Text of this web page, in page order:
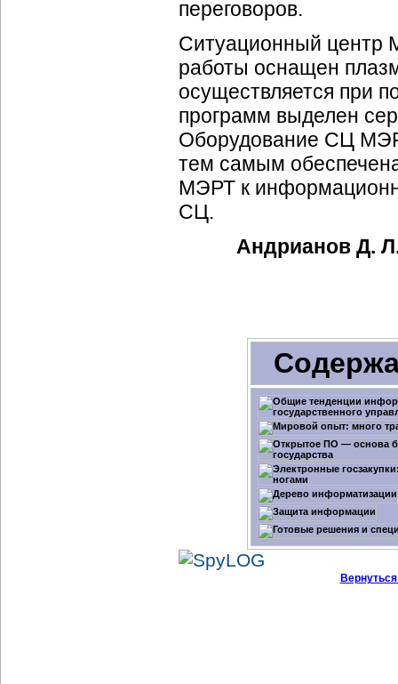
переговоров.
Ситуационный центр
работы оснащен
осуществляется при
программ выделен
Оборудование СЦ
тем самым
МЭРТ к
СЦ.
Андрианов Д.